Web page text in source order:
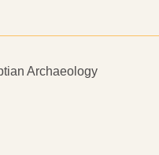
Archaeology